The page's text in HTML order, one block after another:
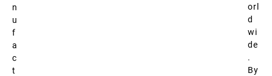
n
u
f
a
c
t
orl
d
wi
de
.
By